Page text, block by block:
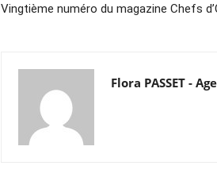
Vingtième numéro du magazine Chefs
Flora PASSET -